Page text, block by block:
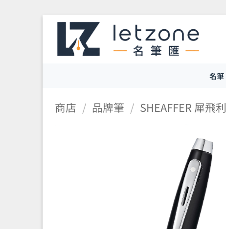
Skip
content
名筆
商店 / 品牌筆 / SHEAFFER 犀飛利